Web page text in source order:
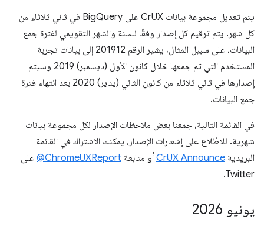
يتم تعديل مجموعة بيانات CrUX على BigQuery في ثاني ثلاثاء من
كل شهر. يتم ترقيم كل إصدار وفقًا للسنة والشهر التقويمي لفترة جمع
البيانات، على سبيل المثال، يشير الرقم 201912 إلى بيانات تجربة
المستخدم التي تم جمعها خلال كانون الأول (ديسمبر) 2019 وسيتم
إصدارها في ثاني ثلاثاء من كانون الثاني (يناير) 2020 بعد انتهاء فترة
جمع البيانات.
في القائمة التالية، جمعنا بعض ملاحظات الإصدار لكل مجموعة بيانات
شهرية. للاطّلاع على إشعارات الإصدار، يمكنك الاشتراك في القائمة
البريدية CrUX Announce أو متابعة ‎@ChromeUXReport على
Twitter.
يونيو 2026